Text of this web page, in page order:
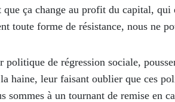
ça change au profit du capital,
toute forme de résistance, nous ne
de régression sociale,
haine, leur faisant oublier que ces
sommes à un tournant de remise en